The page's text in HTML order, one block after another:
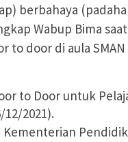
berbahaya
Wabup Bima
to door di aula SMAN
to Door untuk
2021).